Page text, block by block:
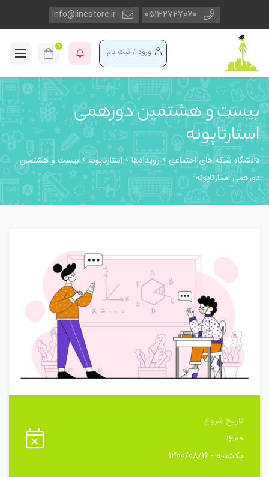
05132727070
info@linestore.ir
ورود / ثبت نام 0
بیست و هشتمین دورهمی
استارتاپونه
دانشگاه شبکه های اجتماعی رویدادها استارتاپونه
بیست و هشتمین
دورهمی استارتاپونه
تاریخ شروع
16:00
یکشنبه - 1400/08/16